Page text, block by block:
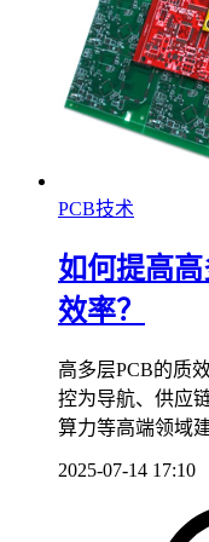
PCB技术
如何提高
效率？
高多层PCB的质
控为导航、供应
算力等高端领域
2025-07-14 17:10